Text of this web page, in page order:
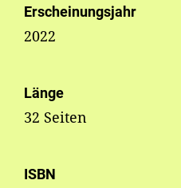
Erscheinungsjahr
2022
Länge
32 Seiten
ISBN